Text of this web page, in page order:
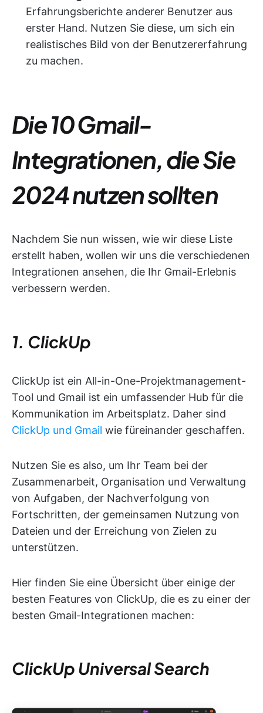
Erfahrungsberichte anderer Benutzer aus
erster Hand. Nutzen Sie diese, um sich ein
realistisches Bild von der Benutzererfahrung
zu machen.
Die 10 Gmail-
Integrationen, die Sie
2024 nutzen sollten
Nachdem Sie nun wissen, wie wir diese Liste
erstellt haben, wollen wir uns die verschiedenen
Integrationen ansehen, die Ihr Gmail-Erlebnis
verbessern werden.
1. ClickUp
ClickUp ist ein All-in-One-Projektmanagement-
Tool und Gmail ist ein umfassender Hub für die
Kommunikation im Arbeitsplatz. Daher sind
ClickUp und Gmail wie füreinander geschaffen.
Nutzen Sie es also, um Ihr Team bei der
Zusammenarbeit, Organisation und Verwaltung
von Aufgaben, der Nachverfolgung von
Fortschritten, der gemeinsamen Nutzung von
Dateien und der Erreichung von Zielen zu
unterstützen.
Hier finden Sie eine Übersicht über einige der
besten Features von ClickUp, die es zu einer der
besten Gmail-Integrationen machen:
ClickUp Universal Search